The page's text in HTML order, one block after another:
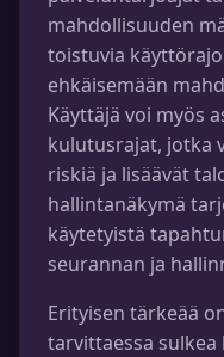
mahdollisuuden
toistuvia
ehkäisemään
Käyttäjä voi myös
kulutusrajat, jotka
riskiä ja lisäävät
hallintanäkymä
käytetyistä
seurannan ja
Erityisen tärkeää
tarvittaessa